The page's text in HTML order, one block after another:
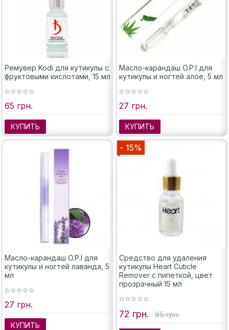
Ремувер Kodi для кутикулы с
фруктовыми кислотами, 15 мл
65 грн.
КУПИТЬ
Масло-карандаш O.P.I для
кутикулы и ногтей алое, 5 мл
27 грн.
КУПИТЬ
Масло-карандаш O.P.I для
кутикулы и ногтей лаванда, 5
мл
27 грн.
КУПИТЬ
- 15%
Средство для удаления
кутикулы Heart Cuticle
Remover с пипеткой, цвет
прозрачный 15 мл
72 грн. 85 грн.